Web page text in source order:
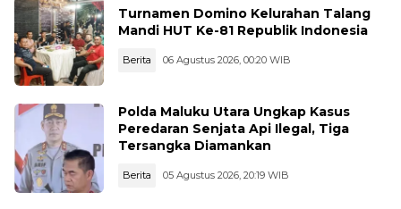
Turnamen Domino Kelurahan Talang
Mandi HUT Ke-81 Republik Indonesia
Berita 06 Agustus 2026, 00:20 WIB
Polda Maluku Utara Ungkap Kasus
Peredaran Senjata Api Ilegal, Tiga
Tersangka Diamankan
Berita 05 Agustus 2026, 20:19 WIB